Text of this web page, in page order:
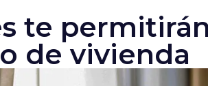
te
de vivienda